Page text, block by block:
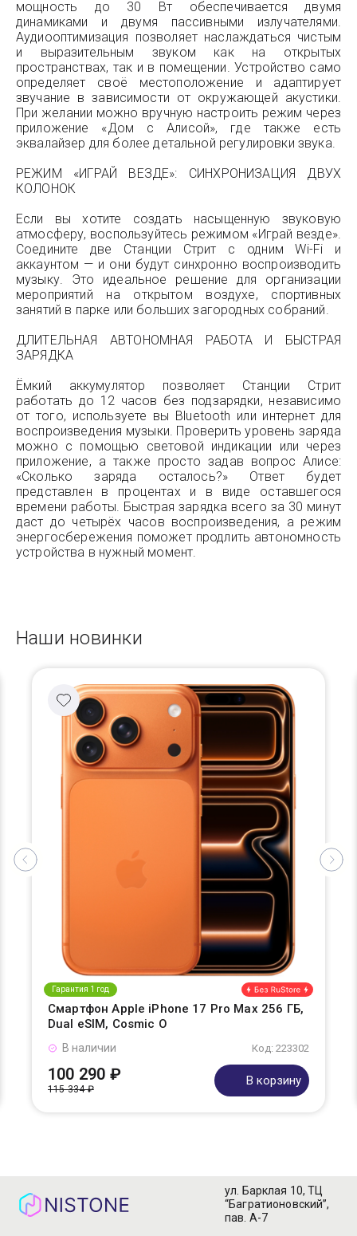
мощность до 30 Вт обеспечивается двумя
динамиками и двумя пассивными излучателями.
Аудиооптимизация позволяет наслаждаться чистым
и выразительным звуком как на открытых
пространствах, так и в помещении. Устройство само
определяет своё местоположение и адаптирует
звучание в зависимости от окружающей акустики.
При желании можно вручную настроить режим через
приложение «Дом с Алисой», где также есть
эквалайзер для более детальной регулировки звука.
РЕЖИМ «ИГРАЙ ВЕЗДЕ»: СИНХРОНИЗАЦИЯ ДВУХ
КОЛОНОК
Если вы хотите создать насыщенную звуковую
атмосферу, воспользуйтесь режимом «Играй везде».
Соедините две Станции Стрит с одним Wi-Fi и
аккаунтом — и они будут синхронно воспроизводить
музыку. Это идеальное решение для организации
мероприятий на открытом воздухе, спортивных
занятий в парке или больших загородных собраний.
ДЛИТЕЛЬНАЯ АВТОНОМНАЯ РАБОТА И БЫСТРАЯ
ЗАРЯДКА
Ёмкий аккумулятор позволяет Станции Стрит
работать до 12 часов без подзарядки, независимо
от того, используете вы Bluetooth или интернет для
воспроизведения музыки. Проверить уровень заряда
можно с помощью световой индикации или через
приложение, а также просто задав вопрос Алисе:
«Сколько заряда осталось?» Ответ будет
представлен в процентах и в виде оставшегося
времени работы. Быстрая зарядка всего за 30 минут
даст до четырёх часов воспроизведения, а режим
энергосбережения поможет продлить автономность
устройства в нужный момент.
Наши новинки
Гарантия 1 год
Смартфон Apple iPhone 17 Pro Max 256 ГБ,
Dual eSIM, Cosmic O
Код: 223302
В наличии
100 290 ₽
115 334 ₽
В корзину
ул. Барклая 10, ТЦ
“Багратионовский”,
пав. А-7